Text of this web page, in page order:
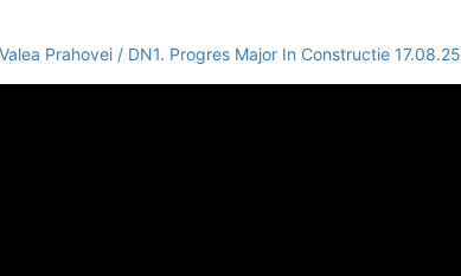
Prahovei / DN1. Progres Major In Constructie 17.08.25